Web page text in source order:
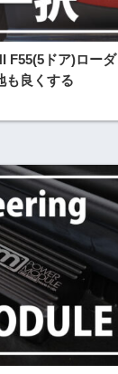
F55(5ドア)ローダ
も良くする